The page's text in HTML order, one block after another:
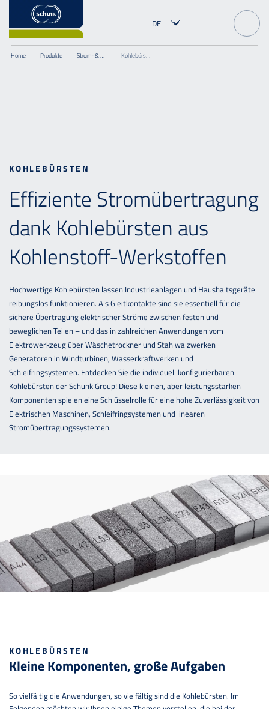
Kohlebürsten
Strom- & Signalübertragung
Produkte
Home
KOHLEBÜRSTEN
Effiziente Stromübertragung
dank Kohlebürsten aus
Kohlenstoff-Werkstoffen
Hochwertige Kohlebürsten lassen Industrieanlagen und Haushaltsgeräte
reibungslos funktionieren. Als Gleitkontakte sind sie essentiell für die
sichere Übertragung elektrischer Ströme zwischen festen und
beweglichen Teilen – und das in zahlreichen Anwendungen vom
Elektrowerkzeug über Wäschetrockner und Stahlwalzwerken
Generatoren in Windturbinen, Wasserkraftwerken und
Schleifringsystemen. Entdecken Sie die individuell konfigurierbaren
Kohlebürsten der Schunk Group! Diese kleinen, aber leistungsstarken
Komponenten spielen eine Schlüsselrolle für eine hohe Zuverlässigkeit von
Elektrischen Maschinen, Schleifringsystemen und linearen
Stromübertragungssystemen.
KOHLEBÜRSTEN
Kleine Komponenten, große Aufgaben
So vielfältig die Anwendungen, so vielfältig sind die Kohlebürsten. Im